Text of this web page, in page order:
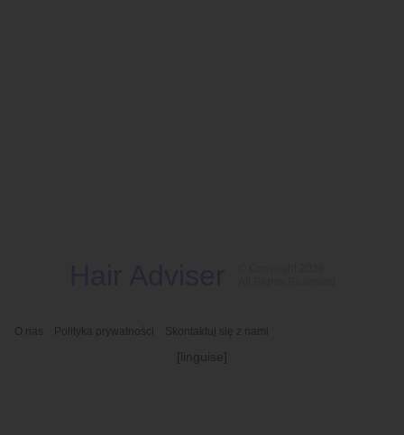
O nas Polityka prywatności Skontaktuj się z nami
[linguise]